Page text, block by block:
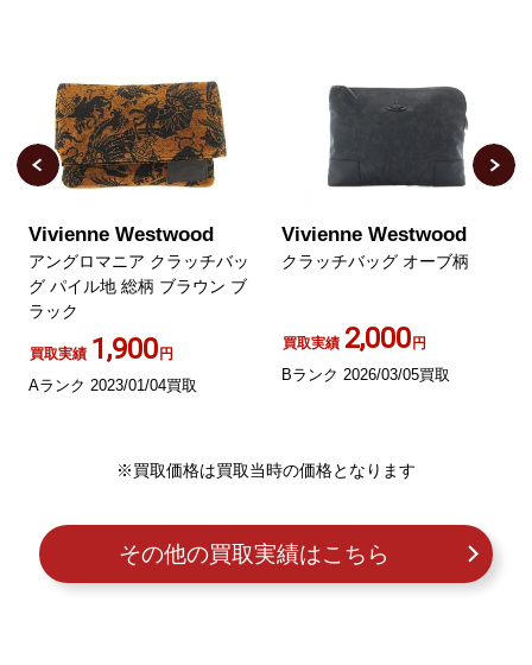
Vivienne Westwood
アングロマニア クラッチバッ
グ パイル地 総柄 ブラウン ブ
ラック
買取実績 1,900円
Aランク 2023/01/04買取
Vivienne Westwood
クラッチバッグ オーブ柄
買取実績 2,000円
Bランク 2026/03/05買取
※買取価格は買取当時の価格となります
その他の買取実績はこちら